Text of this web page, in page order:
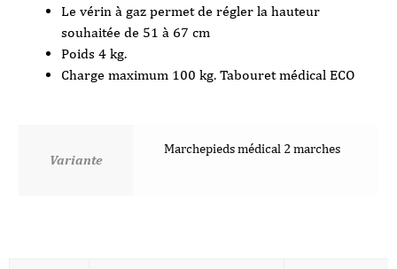
Le vérin à gaz permet de régler la hauteur
souhaitée de 51 à 67 cm
Poids 4 kg.
Charge maximum 100 kg. Tabouret médical ECO
Variante
Marchepieds médical 2 marches